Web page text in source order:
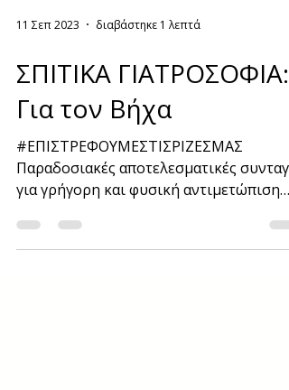
11 Σεπ 2023 διαβάστηκε 1 λεπτά
ΣΠΙΤΙΚΑ ΓΙΑΤΡΟΣΟΦΙΑ:
Για τον Βήχα
#ΕΠΙΣΤΡΕΦΟΥΜΕΣΤΙΣΡΙΖΕΣΜΑΣ
για γρήγορη και φυσική αντιμετώπιση
των πρώτων συμπτωμάτων του